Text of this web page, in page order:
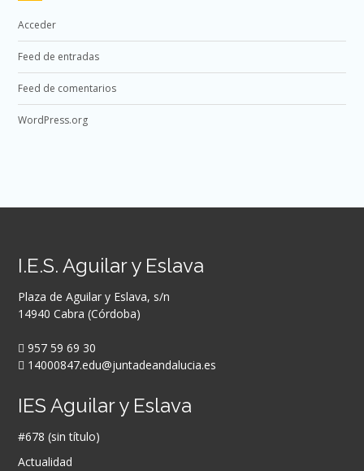
Acceder
Feed de entradas
Feed de comentarios
WordPress.org
I.E.S. Aguilar y Eslava
Plaza de Aguilar y Eslava, s/n
14940 Cabra (Córdoba)
957 59 69 30
14000847.edu@juntadeandalucia.es
IES Aguilar y Eslava
#678 (sin título)
Actualidad